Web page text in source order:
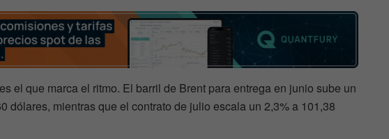
es el que marca el ritmo. El barril de Brent para entrega en junio sube un
dólares, mientras que el contrato de julio escala un 2,3% a 101,38